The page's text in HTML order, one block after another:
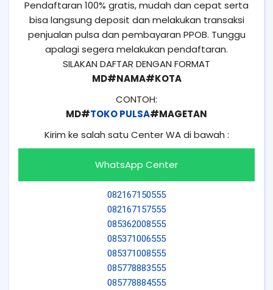
Pendaftaran 100% gratis, mudah dan cepat serta
bisa langsung deposit dan melakukan transaksi
penjualan pulsa dan pembayaran PPOB. Tunggu
apalagi segera melakukan pendaftaran.
SILAKAN DAFTAR DENGAN FORMAT
MD#NAMA#KOTA
CONTOH:
MD#TOKO PULSA#MAGETAN
Kirim ke salah satu Center WA di bawah :
WhatsApp Center
082167150555
082167157555
085362008555
085371006555
085371008555
085778883555
085778884555